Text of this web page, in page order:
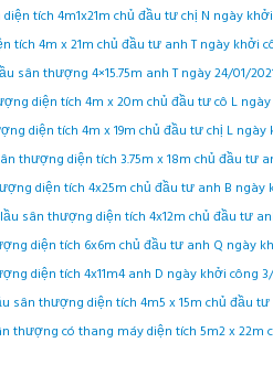
tích 4m1x21m chủ đầu tư chị N ngày
4m x 21m chủ đầu tư anh T ngày khởi
sân thượng 4×15.75m anh T ngày 24/01/
diện tích 4m x 20m chủ đầu tư cô L
diện tích 4m x 19m chủ đầu tư chị L ngày
thượng diện tích 3.75m x 18m chủ đầu tư
diện tích 4x25m chủ đầu tư anh B ngày
sân thượng diện tích 4x12m chủ đầu tư
diện tích 6x6m chủ đầu tư anh Q ngày
diện tích 4x11m4 anh D ngày khởi công
sân thượng diện tích 4m5 x 15m chủ đầu
thượng có thang máy diện tích 5m2 x 22m